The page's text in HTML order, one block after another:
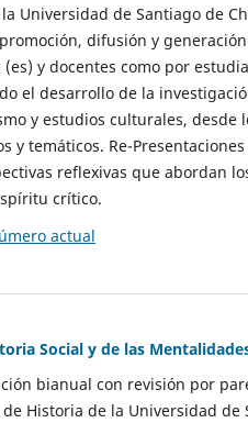
Universidad de Santiago de
difusión y
y docentes como por
el desarrollo de la
y estudios culturales, desde
y temáticos. Re-
reflexivas que abordan
crítico.
actual
Social y de las
bianual con revisión por
Historia de la Universidad